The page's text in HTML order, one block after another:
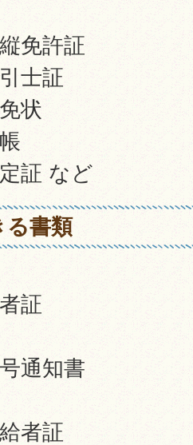
免許証
士証
状
証 など
る書類
証
通知書
者証